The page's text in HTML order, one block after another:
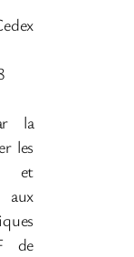
la
les
et
aux
de